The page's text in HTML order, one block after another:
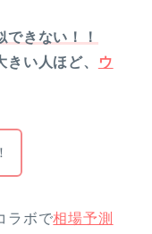
きない！！
い人ほど、
ウ
ラボで相場予測